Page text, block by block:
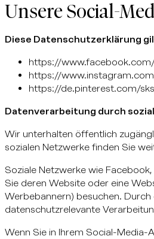
Unsere Social-
Diese Datenschutzerklärung
https://
https://
https://de.pinterest.com/
Datenverarbeitung durch
Wir unterhalten öffentlich
sozialen Netzwerke finden Sie
Soziale Netzwerke wie
Sie deren Website oder eine
Werbebannern) besuchen.
datenschutzrelevante
Wenn Sie in Ihrem Social-Media-